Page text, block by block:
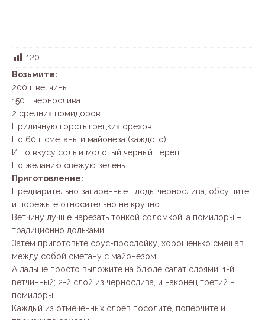
120
Возьмите:
200 г ветчины
150 г чернослива
2 средних помидоров
Приличную горсть грецких орехов
По 60 г сметаны и майонеза (каждого)
И по вкусу соль и молотый черный перец
По желанию свежую зелень
Приготовление:
Предварительно запаренные плоды чернослива, обсушите
и порежьте относительно не крупно.
Ветчину лучше нарезать тонкой соломкой, а помидоры –
традиционно дольками.
Затем приготовьте соус-прослойку, хорошенько смешав
между собой сметану с майонезом.
А дальше просто выложите на блюде салат слоями: 1-й
ветчинный; 2-й слой из чернослива, и наконец третий –
помидоры.
Каждый из отмеченных слоев посолите, поперчите и